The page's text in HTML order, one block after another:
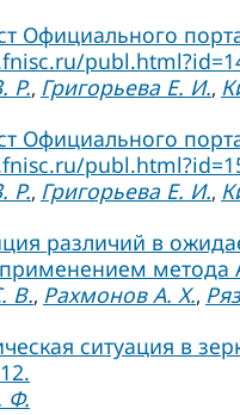
Официального
Р., Григорьева Е. И.,
Официального
Р., Григорьева Е. И.,
различий в
метода
В., Рахмонов А. Х.,
ситуация в
Ф.